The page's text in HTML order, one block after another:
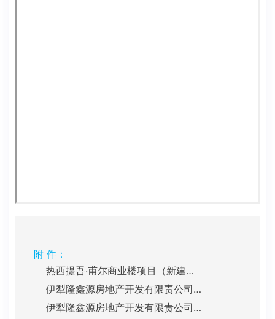
附 件：
热西提吾·甫尔商业楼项目（新建）批后公示.pdf
伊犁隆鑫源房地产开发有限责公司隆源天奕项目（二标段）批后公示.pdf
伊犁隆鑫源房地产开发有限责公司隆源天奕项目（一标段）批后公示.pdf